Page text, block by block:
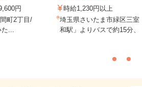
円
町2丁目/
...
時給1,230円以上
埼玉県さいたま市緑区三室
和駅」よりバスで約15分、